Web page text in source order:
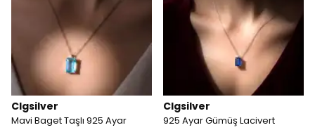
Clgsilver
Mavi Baget Taşlı 925 Ayar
Clgsilver
925 Ayar Gümüş Lacivert